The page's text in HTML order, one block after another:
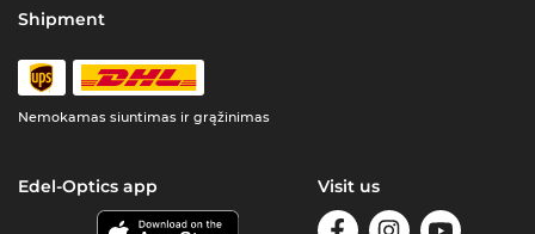
Shipment
Nemokamas siuntimas ir grąžinimas
Edel-Optics app Visit us